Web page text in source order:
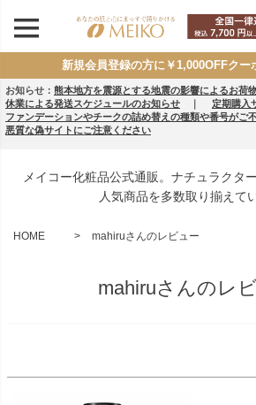
新規会員登録の方に￥1,000OFFクー
お知らせ： 熊本地方を震源とする地震の影響によるお荷
休業による発送スケジュールのお知らせ ｜ 定期購入
ファンデーションやチークの詰め替えの種類や番号がご
悪質な偽サイトにご注意ください
メイコー化粧品公式通販。ナチュラクタ
人気商品を多数取り揃えて
HOME mahiruさんのレビュー
mahiruさんのレ